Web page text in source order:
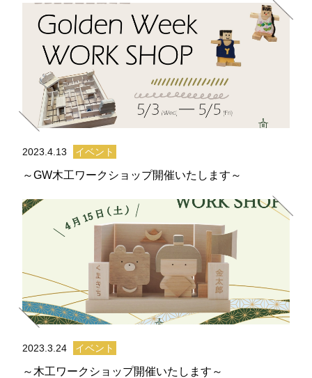
2023.4.13 イベント
～GW木工ワークショップ開催いたします～
2023.3.24 イベント
～木工ワークショップ開催いたします～